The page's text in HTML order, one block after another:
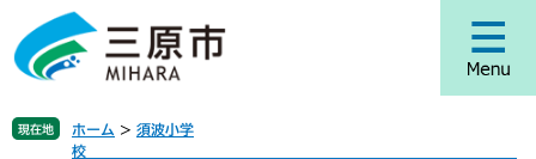
ジ
頭
ュ
飛現在地 ホーム > 須波小学
校